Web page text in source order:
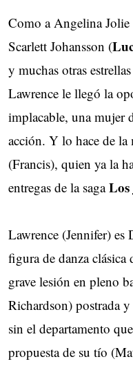
Como a Angelina Jolie
Scarlett Johansson (
y muchas otras
Lawrence le llegó la
implacable, una mujer
acción. Y lo hace de
(Francis), quien ya la
entregas de la sagaLos
Lawrence (Jennifer)
figura de danza
grave lesión en pleno
Richardson) postrada
sin el departamento
propuesta de su tío